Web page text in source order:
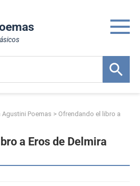
Agustini Poemas > Ofrendando el libro a
a Eros de Delmira